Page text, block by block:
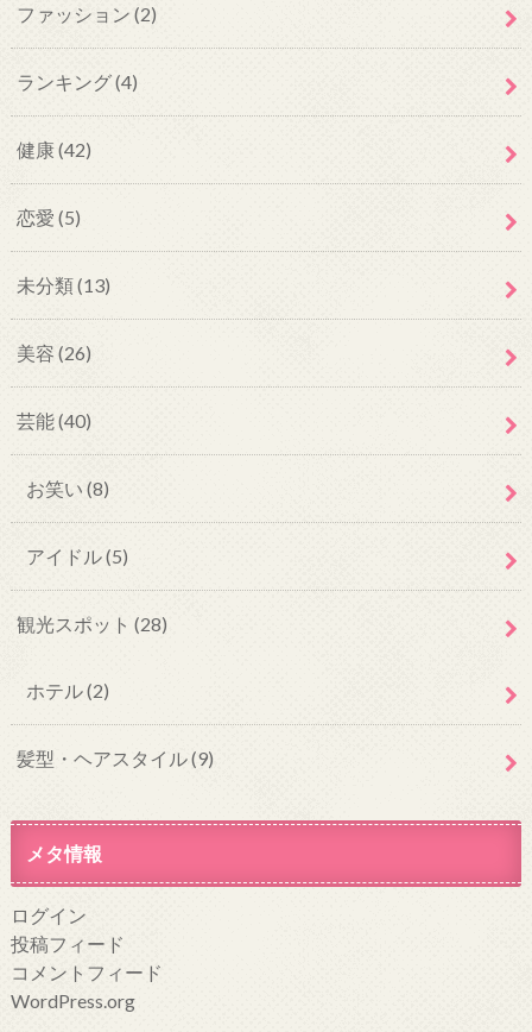
ファッション (2)
ランキング(4)
健康(42)
恋愛 (5)
未分類(13)
美容 (26)
芸能(40)
お笑い (8)
アイドル(5)
観光スポット (28)
ホテル(2)
髪型・ヘアスタイル(9)
メタ情報
ログイン
投稿フィード
コメントフィード
WordPress.org